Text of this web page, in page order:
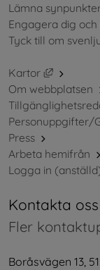
Lämna
Engagera dig
Tyck till om
Kartor
Länk till
Om webbplatsen
Personuppgifter/
Press
Arbeta hemifrån
Logga in
Kontakta oss
Fler
Boråsvägen 13,